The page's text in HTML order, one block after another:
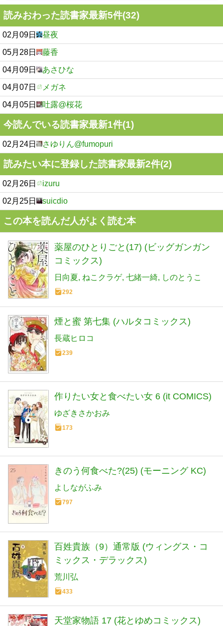
読みおわった読書家最新5件(32)
02月09日 昼夜
05月28日 藤香
04月09日 あさひな
04月07日 メガネ
04月05日 吐露@桜花
今読んでいる読書家最新1件(1)
02月24日 さゆりん@fumopuri
読みたい本に登録した読書家最新2件(2)
02月26日 izuru
02月25日 suicdio
この本を読んだ人がよく読む本
薬屋のひとりごと(17) (ビッグガンガン
コミックス)
日向夏 ねこクラゲ 七緒一綺 しのとうこ
292
煙と蜜 第七集 (ハルタコミックス)
長蔵ヒロコ
239
作りたい女と食べたい女 6 (it COMICS)
ゆざきさかおみ
173
きのう何食べた?(25) (モーニング KC)
よしながふみ
797
百姓貴族（9）通常版 (ウィングス・コ
ミックス・デラックス)
荒川弘
433
天堂家物語 17 (花とゆめコミックス)